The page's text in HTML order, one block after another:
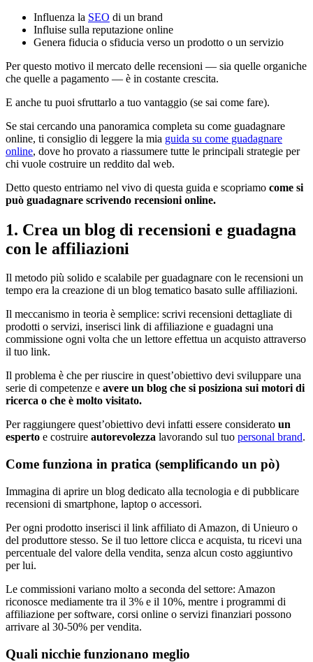
Influenza la SEO di un brand
Influise sulla reputazione online
Genera fiducia o sfiducia verso un prodotto o un servizio
Per questo motivo il mercato delle recensioni — sia quelle organiche
che quelle a pagamento — è in costante crescita.
E anche tu puoi sfruttarlo a tuo vantaggio (se sai come fare).
Se stai cercando una panoramica completa su come guadagnare
online, ti consiglio di leggere la mia guida su come guadagnare
online, dove ho provato a riassumere tutte le principali strategie per
chi vuole costruire un reddito dal web.
Detto questo entriamo nel vivo di questa guida e scopriamo come si
può guadagnare scrivendo recensioni online.
1. Crea un blog di recensioni e guadagna
con le affiliazioni
Il metodo più solido e scalabile per guadagnare con le recensioni un
tempo era la creazione di un blog tematico basato sulle affiliazioni.
Il meccanismo in teoria è semplice: scrivi recensioni dettagliate di
prodotti o servizi, inserisci link di affiliazione e guadagni una
commissione ogni volta che un lettore effettua un acquisto attraverso
il tuo link.
Il problema è che per riuscire in quest’obiettivo devi sviluppare una
serie di competenze e avere un blog che si posiziona sui motori di
ricerca o che è molto visitato.
Per raggiungere quest’obiettivo devi infatti essere considerato un
esperto e costruire autorevolezza lavorando sul tuo personal brand.
Come funziona in pratica (semplificando un pò)
Immagina di aprire un blog dedicato alla tecnologia e di pubblicare
recensioni di smartphone, laptop o accessori.
Per ogni prodotto inserisci il link affiliato di Amazon, di Unieuro o
del produttore stesso. Se il tuo lettore clicca e acquista, tu ricevi una
percentuale del valore della vendita, senza alcun costo aggiuntivo
per lui.
Le commissioni variano molto a seconda del settore: Amazon
riconosce mediamente tra il 3% e il 10%, mentre i programmi di
affiliazione per software, corsi online o servizi finanziari possono
arrivare al 30-50% per vendita.
Quali nicchie funzionano meglio